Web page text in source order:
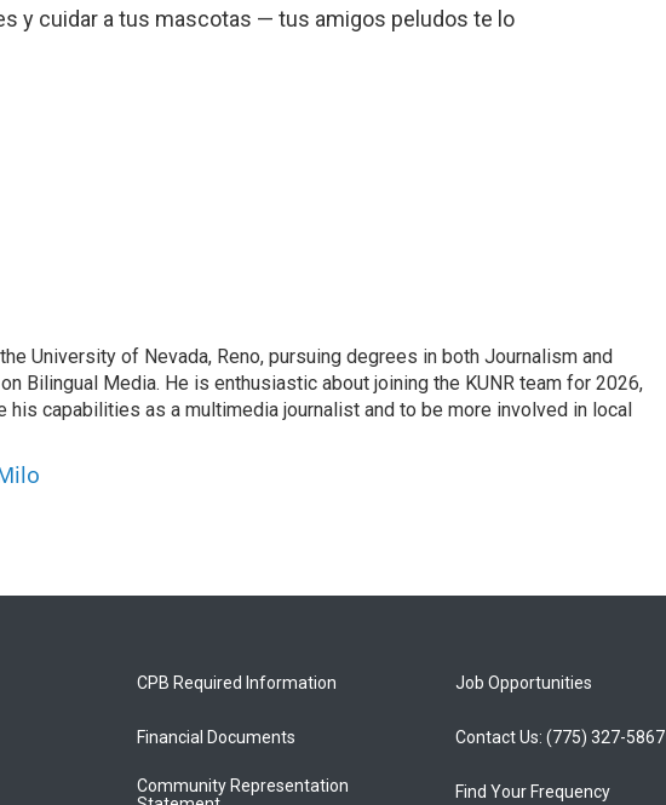
y cuidar a tus mascotas — tus amigos peludos te lo
University of Nevada, Reno, pursuing degrees in both Journalism and
Bilingual Media. He is enthusiastic about joining the KUNR team for 2026,
his capabilities as a multimedia journalist and to be more involved in local
CPB Required Information
Financial Documents
Community Representation
Job Opportunities
Contact Us: (775) 327-5867
Find Your Frequency